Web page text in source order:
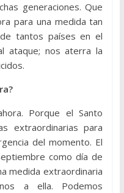
generaciones. Que
para una medida tan
tantos países en el
ataque; nos aterra la
Porque el Santo
extraordinarias para
del momento. El
como día de
medida extraordinaria
a ella. Podemos